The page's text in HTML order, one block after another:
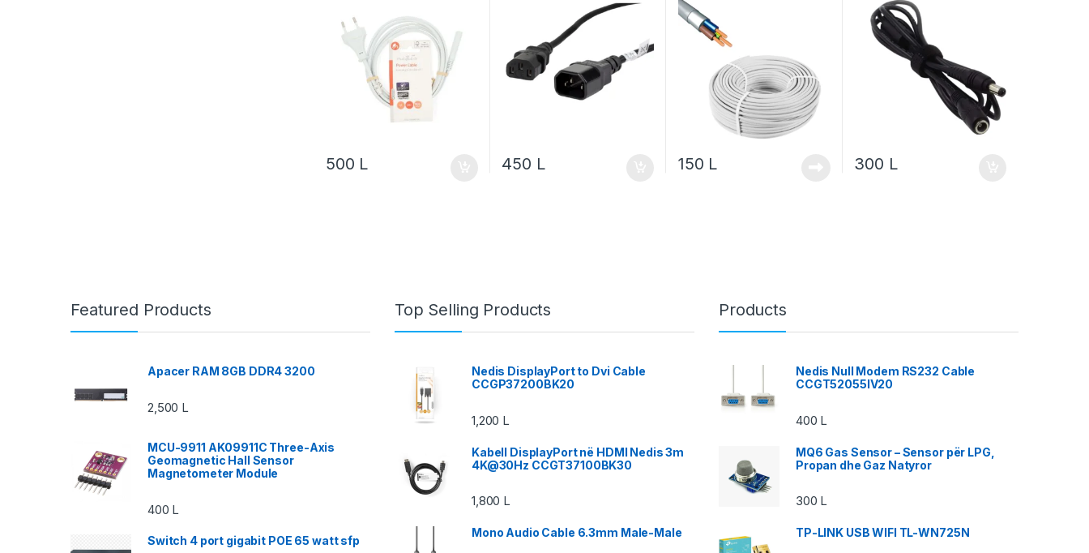
500 L 450 L 150 L 300 L
Featured Products
Apacer RAM 8GB DDR4 3200
2,500 L
MCU-9911 AK09911C Three-Axis
Geomagnetic Hall Sensor
Magnetometer Module
400 L
Switch 4 port gigabit POE 65 watt sfp
Top Selling Products
Nedis DisplayPort to Dvi Cable
CCGP37200BK20
1,200 L
Kabell DisplayPort në HDMI Nedis 3m
4K@30Hz CCGT37100BK30
1,800 L
Mono Audio Cable 6.3mm Male-Male
Products
Nedis Null Modem RS232 Cable
CCGT52055IV20
400 L
MQ6 Gas Sensor – Sensor për LPG,
Propan dhe Gaz Natyror
300 L
TP-LINK USB WIFI TL-WN725N